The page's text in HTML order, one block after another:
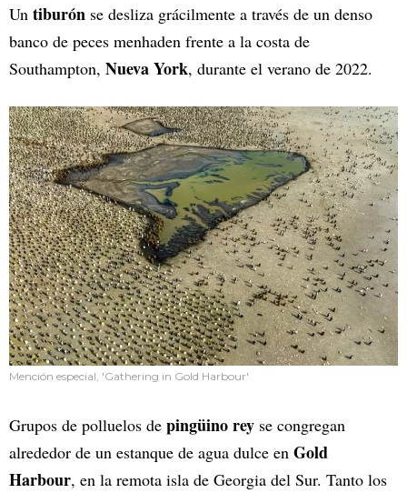
Un tiburón se desliza grácilmente a través de un denso
banco de peces menhaden frente a la costa de
Southampton, Nueva York, durante el verano de 2022.
Mención especial, 'Gathering in Gold Harbour'
Grupos de polluelos de pingüino rey se congregan
alrededor de un estanque de agua dulce en Gold
Harbour, en la remota isla de Georgia del Sur. Tanto los